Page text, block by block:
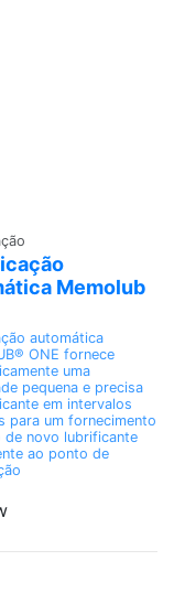
Memolub
automática
ONE fornece
uma
pequena e precisa
em intervalos
para um fornecimento
de novo lubrificante
ao ponto de